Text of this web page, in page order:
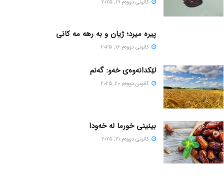
كانونی دووه‌م 19, 2025
پیره میرد؛ ژیان و به رهه مه کانی
كانونی دووه‌م 16, 2025
لێکدانەوەی خەو: گەنم
كانونی دووه‌م 20, 2025
بینینی خورما لە خەودا
كانونی دووه‌م 21, 2025